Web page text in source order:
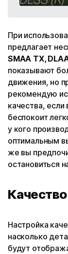
При
предлагает
SMAA TX,
показывают
движения, но
рекомендую
качества,
беспокоит
у кого
оптимальным
же вы
остановиться
Настройка
насколько
будут